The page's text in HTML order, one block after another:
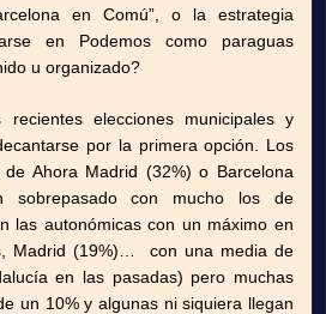
en Comú”, o la estrategia
en Podemos como paraguas
u organizado?
elecciones municipales y
por la primera opción. Los
de Ahora Madrid (32%) o Barcelona
sobrepasado con mucho los de
las autonómicas con un máximo en
Madrid (19%)… con una media de
en las pasadas) pero muchas
un 10% y algunas ni siquiera llegan